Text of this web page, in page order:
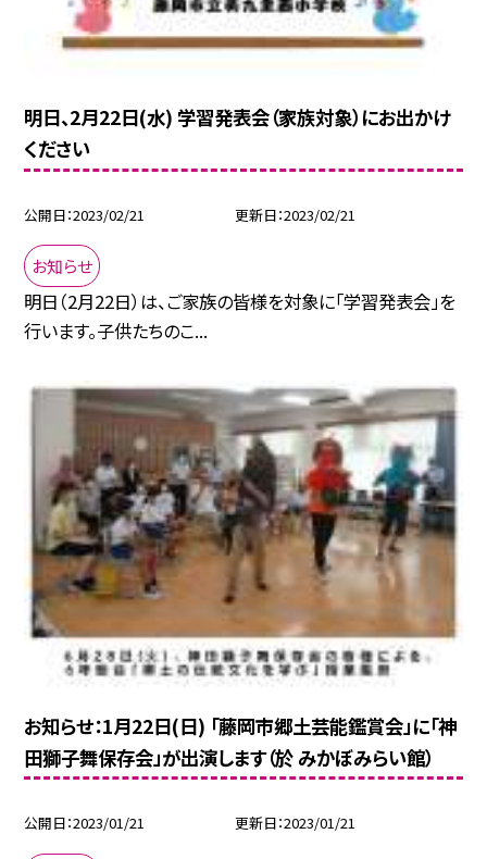
明日、2月22日(水) 学習発表会（家族対象）にお出かけ
ください
公開日 2023/02/21 更新日 2023/02/21
お知らせ
明日（2月22日）は、ご家族の皆様を対象に「学習発表会」を
行います。子供たちのこ...
お知らせ：1月22日(日) 「藤岡市郷土芸能鑑賞会」に「神
田獅子舞保存会」が出演します（於 みかぼみらい館）
公開日 2023/01/21 更新日 2023/01/21